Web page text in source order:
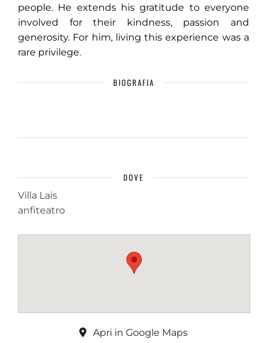
people. He extends his gratitude to everyone
involved for their kindness, passion and
generosity. For him, living this experience was a
rare privilege.
BIOGRAFIA
DOVE
Villa Lais
anfiteatro
Apri in Google Maps